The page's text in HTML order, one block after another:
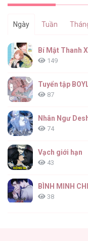
Ngày Tuần
Bí Mật Thanh
149
Tuyển tập
87
Nhân Ngư
74
Vạch giới hạn
43
BÌNH MINH
38